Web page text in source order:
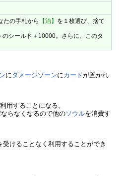
たの手札から 【治】 を１枚選び、捨て
シールド＋10000。さらに、このタ
にダメージゾーンにカードが置かれ
用することになる。
らなくなるので他のソウルを消費す
けることなく利用することができ